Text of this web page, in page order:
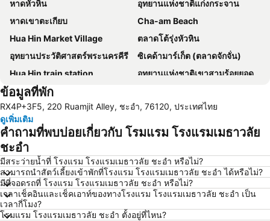
หาดหัวหิน
อุทยานแห่งชาติแก่งกระจาน
หาดเขาตะเกียบ
Cha-am Beach
Hua Hin Market Village
ตลาดโต้รุ่งหัวหิน
อุทยานประวัติศาสตร์พระนครคีรี
ซิเคด้ามาร์เก็ต (ตลาดจักจั่น)
Hua Hin train station
อุทยานแห่งชาติเขาสามร้อยยอด
สนามบินหัวหิน
Suan Son Pradipat Beach
ซานโตรีนีพาร์ค ชะอำ
เขาวัง อุทยานประวัติศาสตร์พระนครศรีอยุธยา
Premium Outlet Cha-am
ไร่องุ่นหัวหินฮิลล์วินยาร์ด
ข้อมูลที่พัก
RX4P+3F5, 220 Ruamjit Alley, ชะอำ, 76120, ประเทศไทย
ดูเพิ่มเติม
คำถามที่พบบ่อยเกี่ยวกับ โรมแรม โรงแรมเมธาวลัย
ชะอำ
มีสระว่ายน้ำที่ โรงแรม โรงแรมเมธาวลัย ชะอำ หรือไม่?
สามารถนำสัตว์เลี้ยงเข้าพักที่โรงแรม โรงแรมเมธาวลัย ชะอำ ได้หรือไม่?
มีที่จอดรถที่ โรงแรม โรงแรมเมธาวลัย ชะอำ หรือไม่?
เวลาเช็คอินและเช็คเอาท์ของทางโรงแรม โรงแรมเมธาวลัย ชะอำ เป็น
เวลากี่โมง?
โรมแรม โรงแรมเมธาวลัย ชะอำ ตั้งอยู่ที่ไหน?